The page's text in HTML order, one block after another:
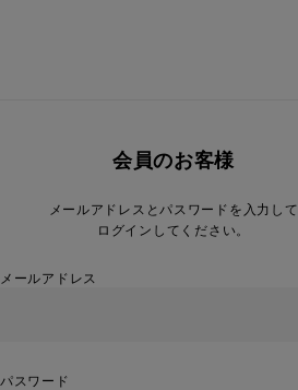
会員のお客様
メールアドレスとパスワードを入力して
ログインしてください。
メールアドレス
パスワード